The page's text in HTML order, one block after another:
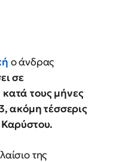
ο άνδρας
σε
τους μήνες
ακόμη τέσσερις
Καρύστου.
της